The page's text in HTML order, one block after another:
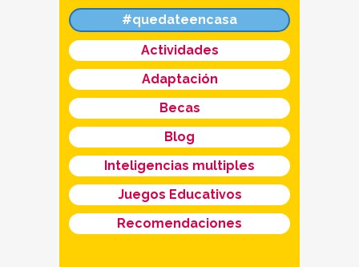
#quedateencasa
Actividades
Adaptación
Becas
Blog
Inteligencias multiples
Juegos Educativos
Recomendaciones